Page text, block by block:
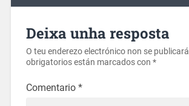
Deixa unha resposta
O teu enderezo electrónico non se publicará
obrigatorios están marcados con *
Comentario *